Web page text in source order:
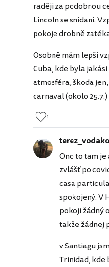
raději za podobnou
Lincoln se snídaní.
pokoje drobně
Osobně mám lepší
Cuba, kde byla
atmosféra, škoda
carnaval (okolo 25.7.)
1
Ono to tam je
zvlášť po
casa
spokojený. V
pokoji žádný
takže žádnej
v Santiagu
Trinidad, kde